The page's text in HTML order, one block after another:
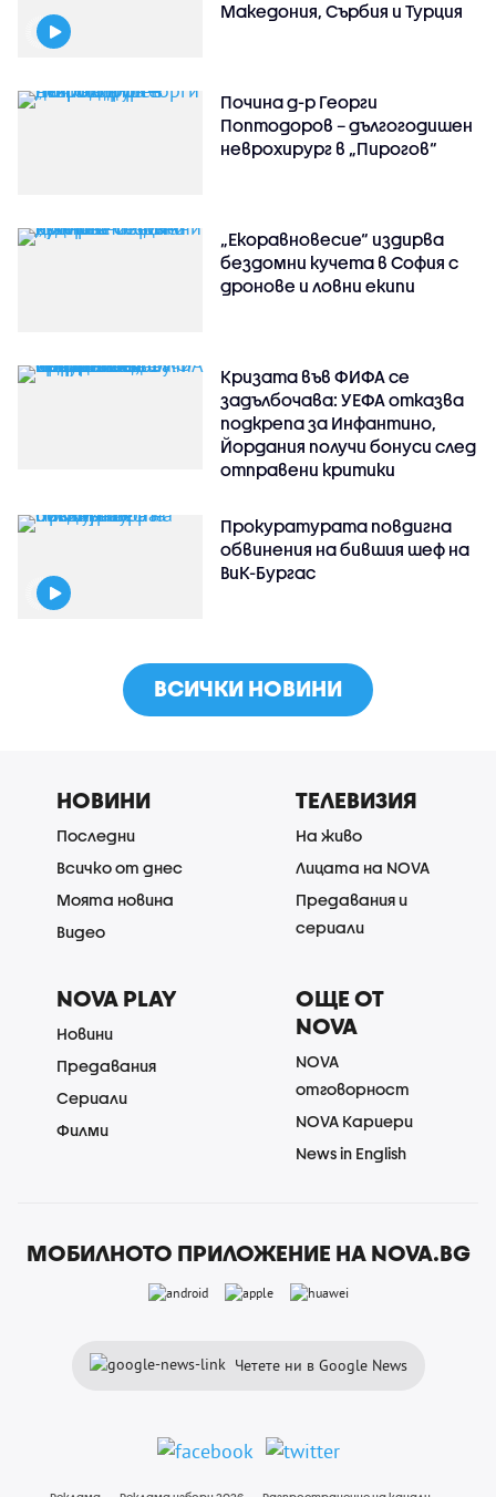
Македония, Сърбия и Турция
Почина д-р Георги
Поптодоров – дългогодишен
неврохирург в „Пирогов“
„Екоравновесие“ издирва
бездомни кучета в София с
дронове и ловни екипи
Кризата във ФИФА се
задълбочава: УЕФА отказва
подкрепа за Инфантино,
Йордания получи бонуси след
отправени критики
Прокуратурата повдигна
обвинения на бившия шеф на
ВиК-Бургас
ВСИЧКИ НОВИНИ
НОВИНИ
Последни
Всичко от днес
Моята новина
Видео
ТЕЛЕВИЗИЯ
На живо
Лицата на NOVA
Предавания и
сериали
NOVA PLAY
Новини
Предавания
Сериали
Филми
ОЩЕ ОТ
NOVA
NOVA
отговорност
NOVA Кариери
News in English
МОБИЛНОТО ПРИЛОЖЕНИЕ НА NOVA.BG
Четете ни в Google News